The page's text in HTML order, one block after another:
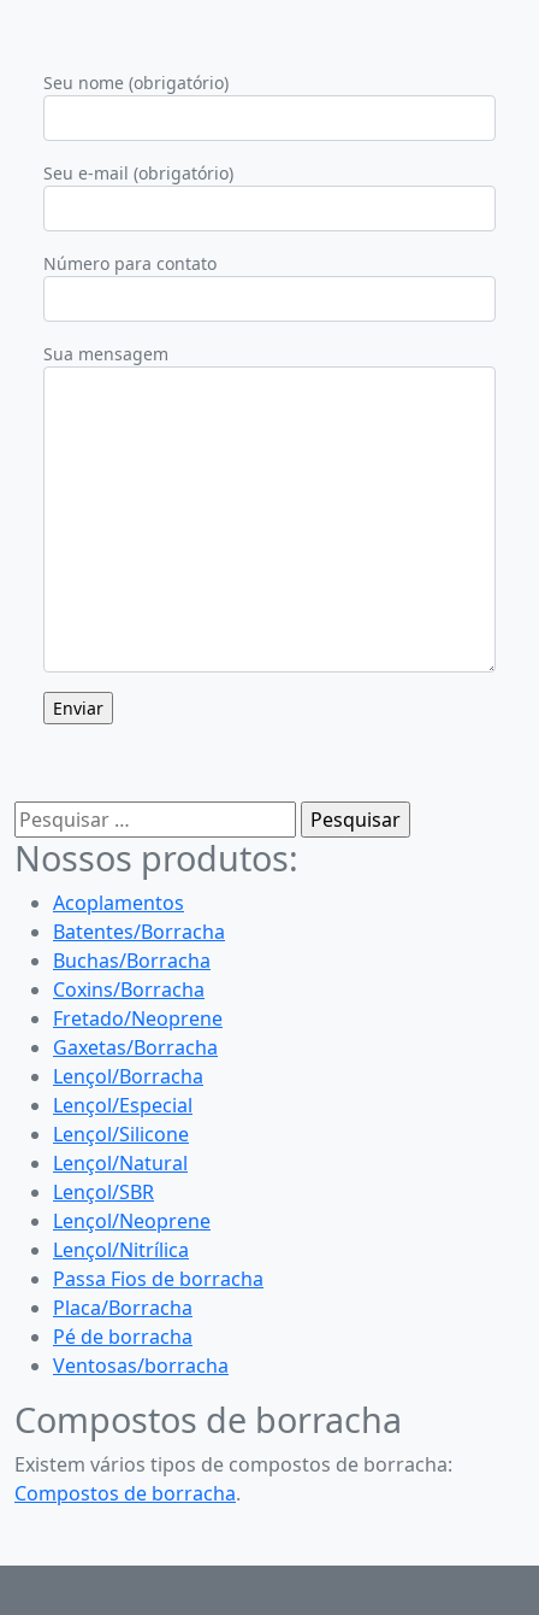
Seu nome (obrigatório)
Seu e-mail (obrigatório)
Número para contato
Sua mensagem
Pesquisar
por:
Nossos produtos:
Acoplamentos
Batentes/Borracha
Buchas/Borracha
Coxins/Borracha
Fretado/Neoprene
Gaxetas/Borracha
Lençol/Borracha
Lençol/Especial
Lençol/Silicone
Lençol/Natural
Lençol/SBR
Lençol/Neoprene
Lençol/Nitrílica
Passa Fios de borracha
Placa/Borracha
Pé de borracha
Ventosas/borracha
Compostos de borracha
Existem vários tipos de compostos de borracha:
Compostos de borracha.